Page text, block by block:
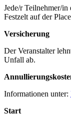
Jede/r Teilnehmer/
Festzelt auf der
Versicherung
Der Veranstalter
Unfall ab.
Informationen unter:
Start